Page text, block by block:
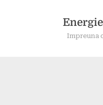
Impreuna